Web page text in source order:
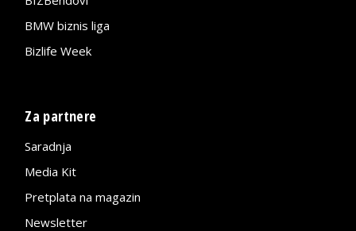
BMW biznis liga
Bizlife Week
Za partnere
Saradnja
Media Kit
Pretplata na magazin
Newsletter